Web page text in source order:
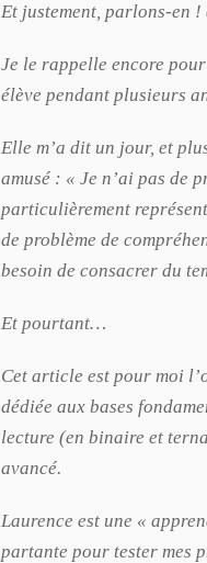
Et justement, parlons-en !
Je le rappelle encore
élève pendant plusieurs
Elle m’a dit un jour, et
amusé : « Je n’ai pas de
particulièrement
de problème de
besoin de consacrer du
Et pourtant…
Cet article est pour moi
dédiée aux bases
lecture (en binaire et
avancé.
Laurence est une «
partante pour tester mes